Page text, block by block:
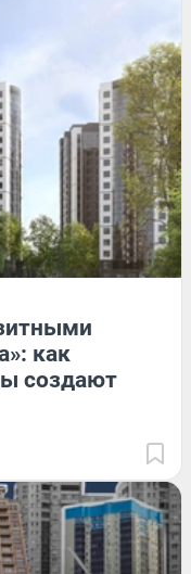
как
создают